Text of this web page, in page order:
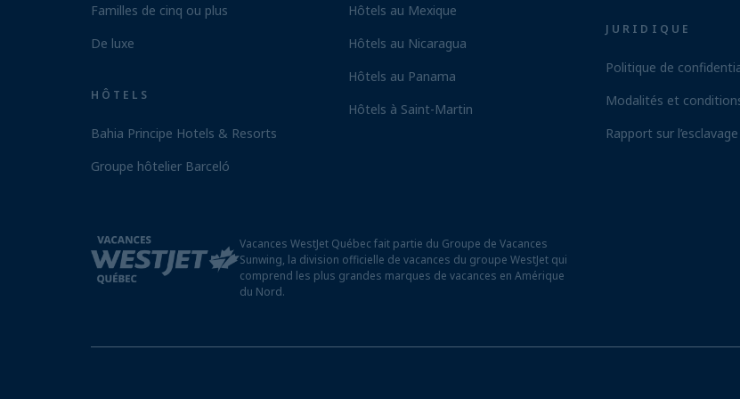
Familles de cinq ou plus
De luxe
HÔTELS
Bahia Principe Hotels & Resorts
Groupe hôtelier Barceló
Hôtels au Mexique
Hôtels au Nicaragua
Hôtels au Panama
Hôtels à Saint-Martin
JURIDIQUE
Politique de
Modalités et
Rapport sur
Vacances WestJet Québec fait partie du Groupe de Vacances
Sunwing, la division officielle de vacances du groupe WestJet qui
comprend les plus grandes marques de vacances en Amérique
du Nord.